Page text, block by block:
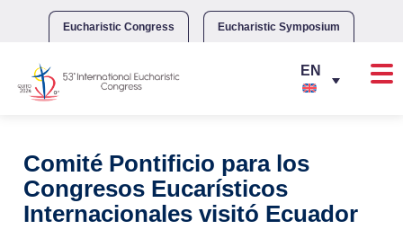
Eucharistic Congress Eucharistic Symposium
Comité Pontificio para los
Congresos Eucarísticos
Internacionales visitó Ecuador